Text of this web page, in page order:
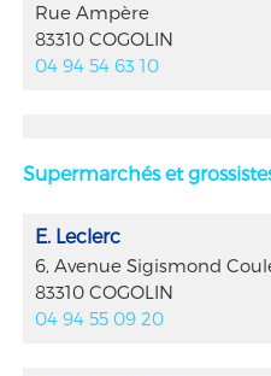
Rue Ampère
83310 COGOLIN
04 94 54 63 10
Supermarchés et
E. Leclerc
6, Avenue Sigismond
83310 COGOLIN
04 94 55 09 20